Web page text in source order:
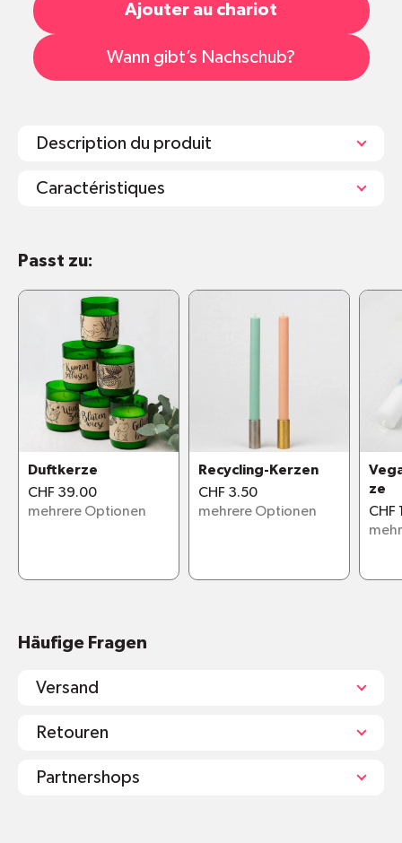
Ajouter au chariot
Wann gibt’s Nachschub?
Description du produit
Caractéristiques
In Handarbeit aus 100% natürlichen und
umweltfreundlichen Materialien hergestellt
Erhältlich in Waldgrün, Grau, Weiss
Die Kerzen können in Größe, Form und Farbe
leicht variieren
Materialien und Inhaltsstoffe:
100% RSPO-zertifiziertes Palmöl
Passt zu:
Duftkerze
CHF 39.00
mehrere Optionen
Recycling-Kerzen
CHF 3.50
mehrere Optionen
ze
CHF
Häufige Fragen
Versand
Retouren
Partnershops